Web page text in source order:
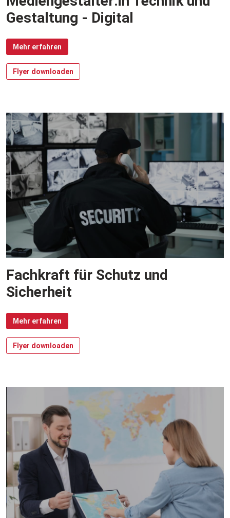
Gestaltung - Digital
Mehr erfahren
Flyer downloaden
Fachkraft für Schutz und
Sicherheit
Mehr erfahren
Flyer downloaden